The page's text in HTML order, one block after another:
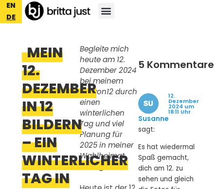
EN
DE
MEIN
12.
DEZEMBER
IN 12
BILDERN
– EIN
WINTERLICHER
TAG IN
Begleite mich
heute am 12.
Dezember 2024
bei meinem
#12von12 durch
einen
winterlichen
Tag und viel
Planung für
2025 in meiner
Wahlheimat
Portugal.
5 Kommentare
Susanne
sagt:
12.
Dezember
2024 um
18:11 Uhr
Es hat wiedermal
Spaß gemacht,
dich am 12. zu
sehen und gleich